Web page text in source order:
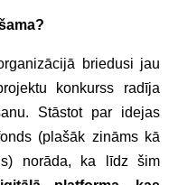
briedusi jau
konkurss radīja
Stāstot par idejas
(plašāk zināms kā
norāda, ka līdz šim